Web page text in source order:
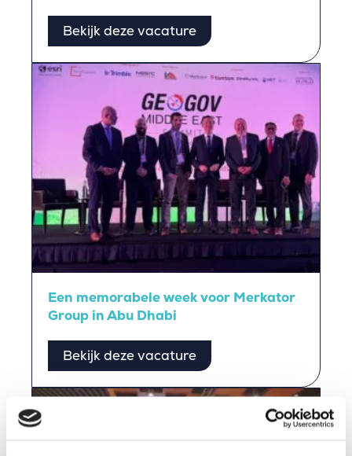
Bekijk deze vacature
Een memorabele week voor Merkator
Group in Abu Dhabi
Bekijk deze vacature